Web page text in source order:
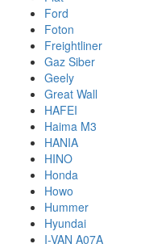
Ford
Foton
Freightliner
Gaz Siber
Geely
Great Wall
HAFEI
Haima M3
HANIA
HINO
Honda
Howo
Hummer
Hyundai
I-VAN A07A